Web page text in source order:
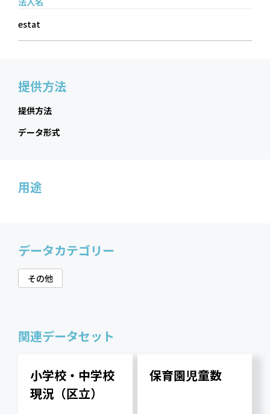
estat
提供方法
提供方法
データ形式
用途
データカテゴリー
その他
関連データセット
小学校・中学校
現況（区立）
保育園児童数